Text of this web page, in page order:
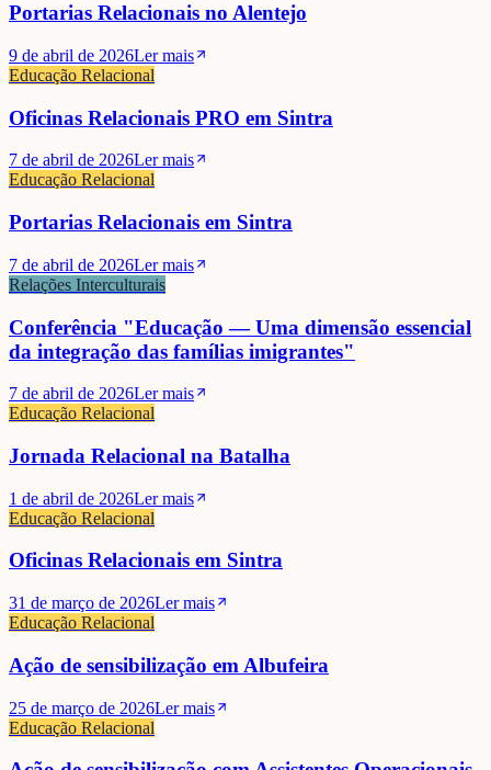
Portarias Relacionais no Alentejo
9 de abril de 2026Ler mais
Educação Relacional
Oficinas Relacionais PRO em Sintra
7 de abril de 2026Ler mais
Educação Relacional
Portarias Relacionais em Sintra
7 de abril de 2026Ler mais
Relações Interculturais
Conferência "Educação — Uma dimensão essencial
da integração das famílias imigrantes"
7 de abril de 2026Ler mais
Educação Relacional
Jornada Relacional na Batalha
1 de abril de 2026Ler mais
Educação Relacional
Oficinas Relacionais em Sintra
31 de março de 2026Ler mais
Educação Relacional
Ação de sensibilização em Albufeira
25 de março de 2026Ler mais
Educação Relacional